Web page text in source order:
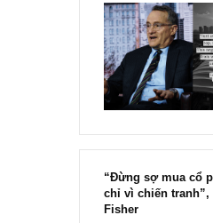
Chu kỳ trong
đông đối với rủi
Marks